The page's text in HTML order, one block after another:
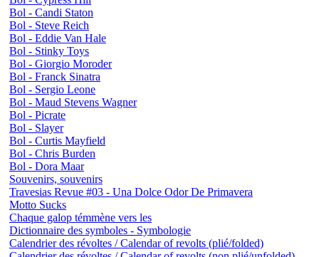
Bol - Candi Staton
Bol - Steve Reich
Bol - Eddie Van Hale
Bol - Stinky Toys
Bol - Giorgio Moroder
Bol - Franck Sinatra
Bol - Sergio Leone
Bol - Maud Stevens Wagner
Bol - Picrate
Bol - Slayer
Bol - Curtis Mayfield
Bol - Chris Burden
Bol - Dora Maar
Souvenirs, souvenirs
Travesias Revue #03 - Una Dolce Odor De Primavera
Motto Sucks
Chaque galop témmène vers les
Dictionnaire des symboles - Symbologie
Calendrier des révoltes / Calendar of revolts (plié/folded)